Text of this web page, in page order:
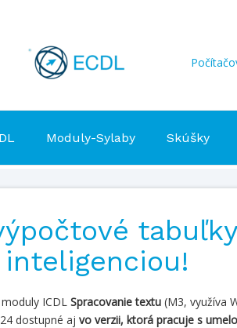
Moduly-Sylaby Skúšky
ICDL Spracovanie textu (M3, využíva
dostupné aj vo verzii, ktorá pracuje s